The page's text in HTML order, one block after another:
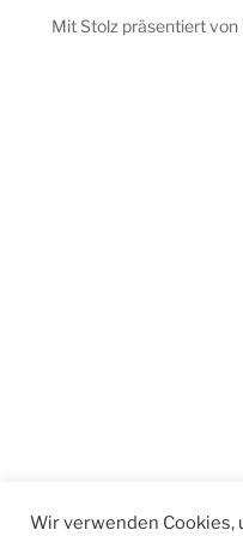
Mit Stolz präsentiert von
Wir verwenden Cookies,